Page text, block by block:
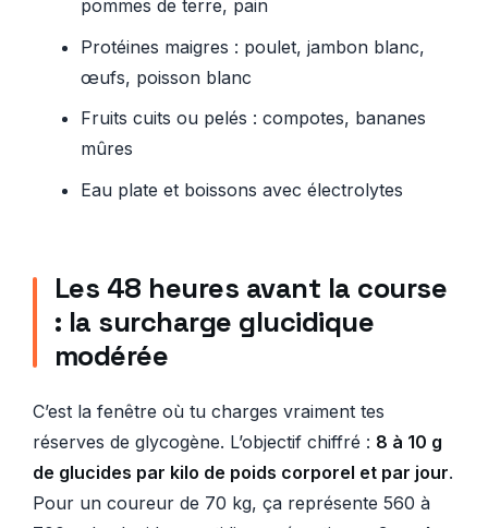
pommes de terre, pain
Protéines maigres : poulet, jambon blanc,
œufs, poisson blanc
Fruits cuits ou pelés : compotes, bananes
mûres
Eau plate et boissons avec électrolytes
Les 48 heures avant la course
: la surcharge glucidique
modérée
C’est la fenêtre où tu charges vraiment tes
réserves de glycogène. L’objectif chiffré : 8 à 10 g
de glucides par kilo de poids corporel et par jour.
Pour un coureur de 70 kg, ça représente 560 à